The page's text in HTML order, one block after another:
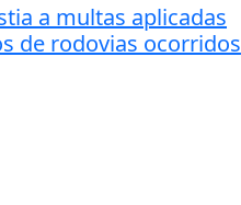
a multas aplicadas
de rodovias ocorridos